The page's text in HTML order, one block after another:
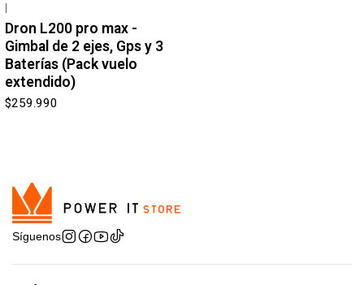
|
Dron L200 pro max -
Gimbal de 2 ejes, Gps y 3
Baterías (Pack vuelo
extendido)
$259.990
Síguenos